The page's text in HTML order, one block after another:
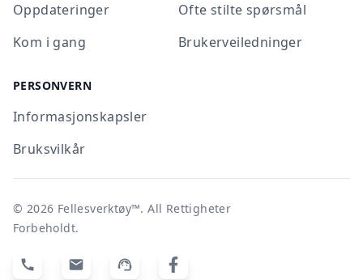
Oppdateringer
Kom i gang
Ofte stilte spørsmål
Brukerveiledninger
PERSONVERN
Informasjonskapsler
Bruksvilkår
© 2026 Fellesverktøy™. All Rettigheter
Forbeholdt.